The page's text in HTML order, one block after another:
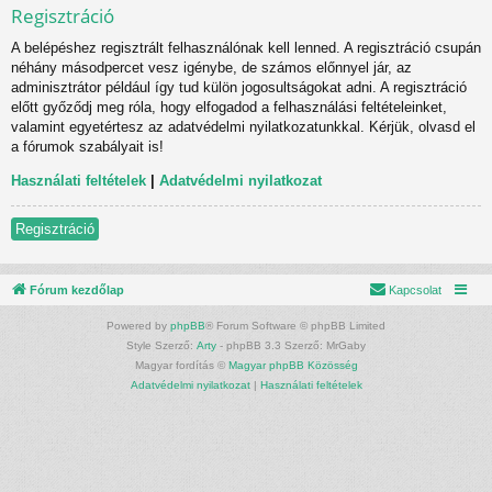
Regisztráció
A belépéshez regisztrált felhasználónak kell lenned. A regisztráció csupán
néhány másodpercet vesz igénybe, de számos előnnyel jár, az
adminisztrátor például így tud külön jogosultságokat adni. A regisztráció
előtt győződj meg róla, hogy elfogadod a felhasználási feltételeinket,
valamint egyetértesz az adatvédelmi nyilatkozatunkkal. Kérjük, olvasd el
a fórumok szabályait is!
Használati feltételek | Adatvédelmi nyilatkozat
Regisztráció
Fórum kezdőlap Kapcsolat
Powered by phpBB® Forum Software © phpBB Limited
Style Szerző: Arty - phpBB 3.3 Szerző: MrGaby
Magyar fordítás © Magyar phpBB Közösség
Adatvédelmi nyilatkozat| Használati feltételek